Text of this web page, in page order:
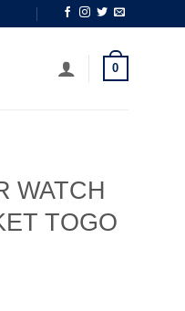
0
WATCH
TOGO